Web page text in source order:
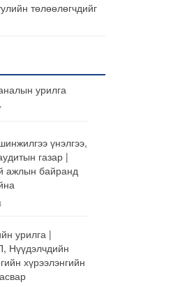
төлөөлөгчдийг
урилга
үнэлгээ,
газар |
ажлын байранд
урилга |
Нүүдэлчдийн
хүрээлэнгийн